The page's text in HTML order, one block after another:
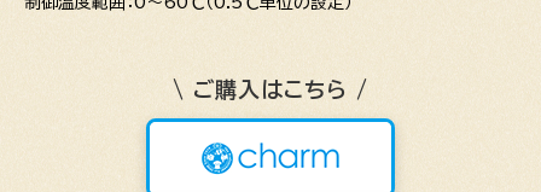
\ ご購入はこちら /